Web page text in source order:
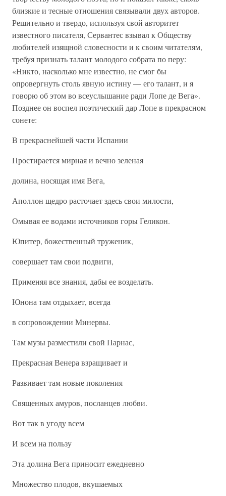
близкие и тесные отношения связывали двух авторов.
Решительно и твердо, используя свой авторитет
известного писателя, Сервантес взывал к Обществу
любителей изящной словесности и к своим читателям,
требуя признать талант молодого собрата по перу:
«Никто, насколько мне известно, не смог бы
опровергнуть столь явную истину — его талант, и я
говорю об этом во всеуслышание ради Лопе де Вега».
Позднее он воспел поэтический дар Лопе в прекрасном
сонете:
В прекраснейшей части Испании
Простирается мирная и вечно зеленая
долина, носящая имя Вега,
Аполлон щедро расточает здесь свои милости,
Омывая ее водами источников горы Геликон.
Юпитер, божественный труженик,
совершает там свои подвиги,
Применяя все знания, дабы ее возделать.
Юнона там отдыхает, всегда
в сопровождении Минервы.
Там музы разместили свой Парнас,
Прекрасная Венера взращивает и
Развивает там новые поколения
Священных амуров, посланцев любви.
Вот так в угоду всем
И всем на пользу
Эта долина Вега приносит ежедневно
Множество плодов, вкушаемых